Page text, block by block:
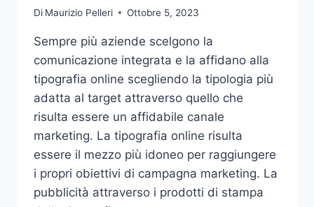
Di Maurizio Pelleri Ottobre 5, 2023
Sempre più aziende scelgono la
comunicazione integrata e la affidano alla
tipografia online scegliendo la tipologia più
adatta al target attraverso quello che
risulta essere un affidabile canale
marketing. La tipografia online risulta
essere il mezzo più idoneo per raggiungere
i propri obiettivi di campagna marketing. La
pubblicità attraverso i prodotti di stampa